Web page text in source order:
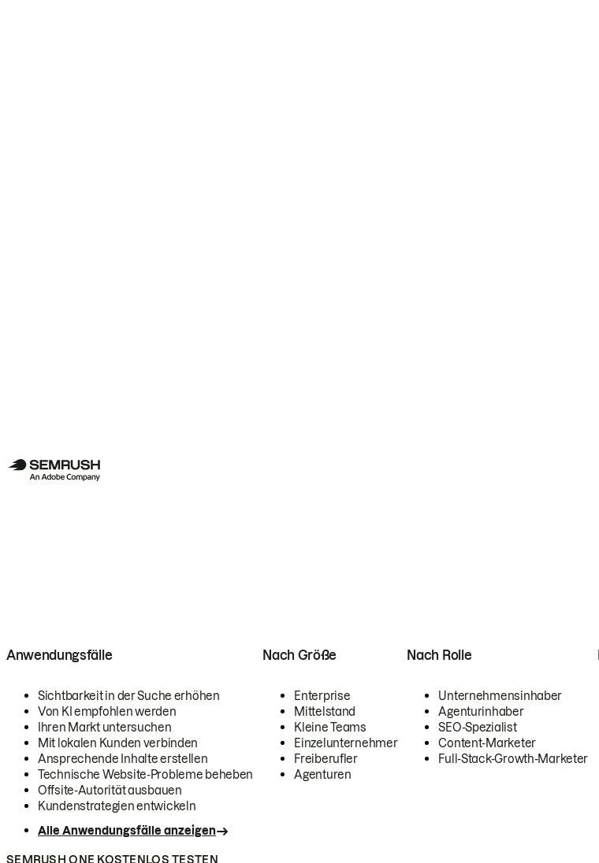
Anwendungsfälle
Sichtbarkeit in der Suche erhöhen
Von KI empfohlen werden
Ihren Markt untersuchen
Mit lokalen Kunden verbinden
Ansprechende Inhalte erstellen
Technische Website-Probleme beheben
Offsite-Autorität ausbauen
Kundenstrategien entwickeln
Alle Anwendungsfälle anzeigen
Nach Größe
Enterprise
Mittelstand
Kleine Teams
Einzelunternehmer
Freiberufler
Agenturen
Nach Rolle
Unternehmensinhaber
Agenturinhaber
SEO-Spezialist
Content-Marketer
Full-Stack-Growth-Marketer
SEMRUSH ONE KOSTENLOS TESTEN